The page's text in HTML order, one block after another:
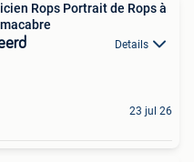
Rops Portrait de Rops à
Details
23 jul 26